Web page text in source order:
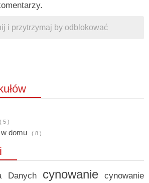
i przytrzymaj by odblokować
( 5 )
domu ( 8 )
Danych cynowanie cynowanie